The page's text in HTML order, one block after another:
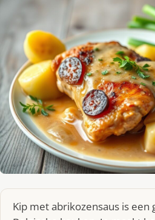
Kip met abrikozensaus is een